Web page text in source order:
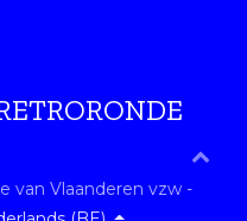
van Vlaanderen vzw -